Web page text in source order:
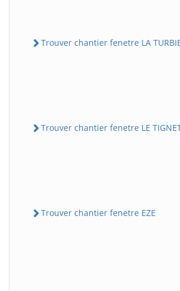
Trouver chantier fenetre LA
Trouver chantier fenetre LE
Trouver chantier fenetre EZE